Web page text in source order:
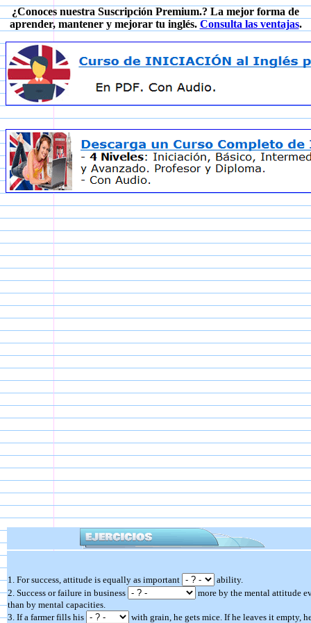
¿Conoces nuestra Suscripción Premium.? La mejor forma de
aprender, mantener y mejorar tu inglés. Consulta las ventajas.
1. For success, attitude is equally as important
ability.
2. Success or failure in business
more by the mental attitude
than by mental capacities.
3. If a farmer fills his
with grain, he gets mice. If he leaves it empty,